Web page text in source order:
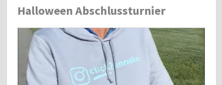
Halloween Abschlussturnier